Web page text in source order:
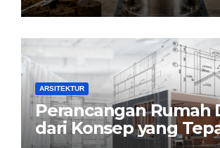
ARSITEKTUR
Perancangan Rumah
dari Konsep yang